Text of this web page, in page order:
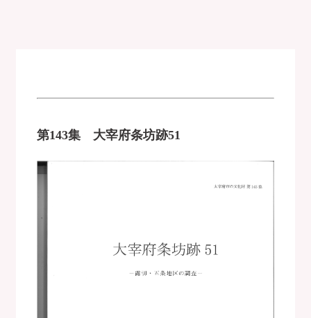
第143集 大宰府条坊跡51